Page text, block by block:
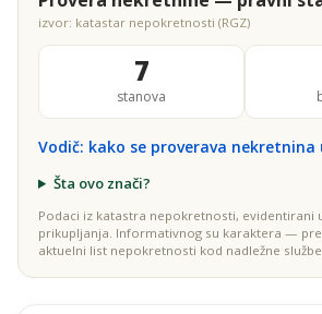
izvor: katastar nepokretnosti (RGZ)
7
stanova
Vodič: kako se proverava
Šta ovo znači?
Podaci iz katastra nepokretnosti, evidentirani
prikupljanja. Informativnog su karaktera —
aktuelni list nepokretnosti kod nadležne službe